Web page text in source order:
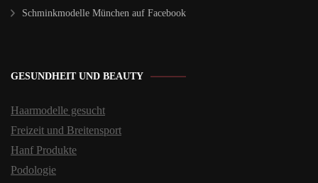
Schminkmodelle München auf Facebook
GESUNDHEIT UND BEAUTY
Haarmodelle gesucht
Freizeit und Breitensport
Hanf Produkte
Podologie